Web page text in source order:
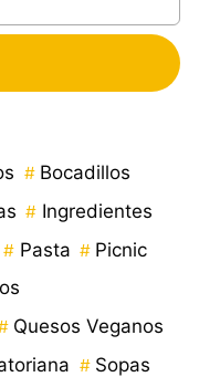
Bocadillos
Ingredientes
Pasta
Picnic
Quesos Veganos
Sopas